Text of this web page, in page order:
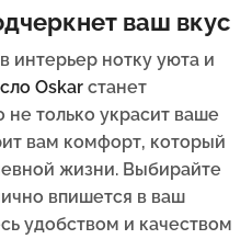
ваш вкус
интерьер нотку уюта и
Oskar станет
только украсит ваше
вам комфорт, который
жизни. Выбирайте
впишется в ваш
удобством и качеством